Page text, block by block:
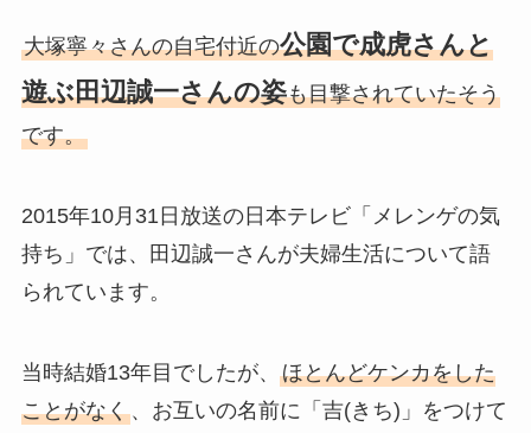
大塚寧々さんの自宅付近の公園で成虎さんと
遊ぶ田辺誠一さんの姿も目撃されていたそう
です。
2015年10月31日放送の日本テレビ「メレンゲの気
持ち」では、田辺誠一さんが夫婦生活について語
られています。
当時結婚13年目でしたが、 ほとんどケンカをした
ことがなく、お互いの名前に「吉(きち)」をつけて